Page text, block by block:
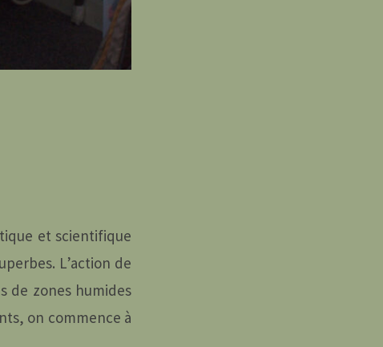
et scientifique
L’action de
de zones humides
on commence à